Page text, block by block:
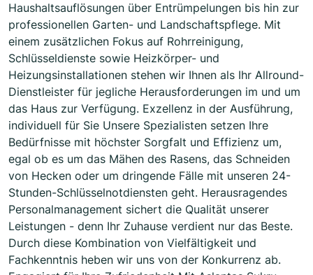
Haushaltsauflösungen über Entrümpelungen bis hin zur
professionellen Garten- und Landschaftspflege. Mit
einem zusätzlichen Fokus auf Rohrreinigung,
Schlüsseldienste sowie Heizkörper- und
Heizungsinstallationen stehen wir Ihnen als Ihr Allround-
Dienstleister für jegliche Herausforderungen im und um
das Haus zur Verfügung. Exzellenz in der Ausführung,
individuell für Sie Unsere Spezialisten setzen Ihre
Bedürfnisse mit höchster Sorgfalt und Effizienz um,
egal ob es um das Mähen des Rasens, das Schneiden
von Hecken oder um dringende Fälle mit unseren 24-
Stunden-Schlüsselnotdiensten geht. Herausragendes
Personalmanagement sichert die Qualität unserer
Leistungen - denn Ihr Zuhause verdient nur das Beste.
Durch diese Kombination von Vielfältigkeit und
Fachkenntnis heben wir uns von der Konkurrenz ab.